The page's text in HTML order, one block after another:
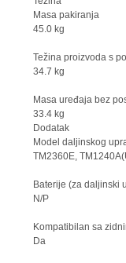
Masa pakiranja
45.0 kg
Težina proizvoda s
34.7 kg
Masa uređaja bez
33.4 kg
Dodatak
Model daljinskog
TM2360E,
Baterije (za daljinski
N/P
Kompatibilan sa
Da